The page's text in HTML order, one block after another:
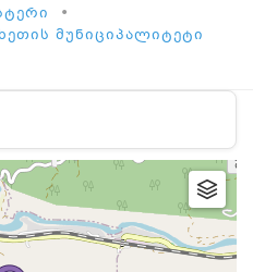
•
ᲛᲣᲜᲘᲪᲘᲞᲐᲚᲘᲢᲔᲢᲘ